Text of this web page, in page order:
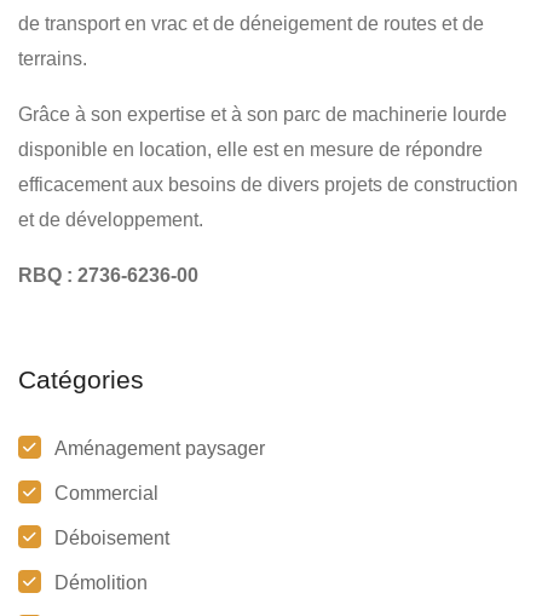
de transport en vrac et de déneigement de routes et de
terrains.
Grâce à son expertise et à son parc de machinerie lourde
disponible en location, elle est en mesure de répondre
efficacement aux besoins de divers projets de construction
et de développement.
RBQ : 2736-6236-00
Catégories
Aménagement paysager
Commercial
Déboisement
Démolition